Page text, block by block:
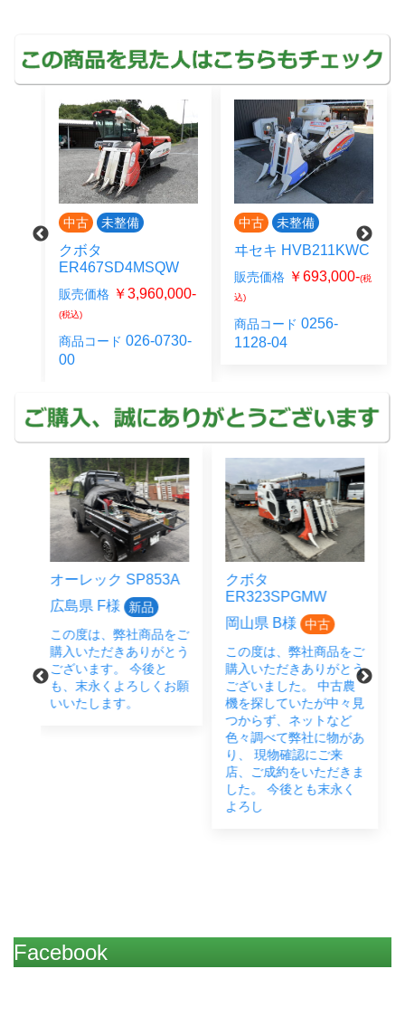
中古 未整備
ヰセキ HVB211KWC
販売価格 ￥693,000-
込)
商品コード
1128-04
中古 整備中
クボタ ER211G
販売価格 ￥1,155,000-
(税込)
商品コード 026-0313-
00
クボタ
ER323SPGMW
この度は、弊社商品をご
購入いただきありがとう
ございました。 中古農
機を探していたが中々見
クボタ
JB14BSMAGRS12J
広島県 M様 中古
この度は、弊社商品をご
購入いただきありがとう
ございました。 畑作業
に欠かせないということ
で、JB14・うねたて機
とご成約いただきまし
た。 お近くですので、
お困りごとなどございま
したらいつでもご連絡く
だ
Facebook